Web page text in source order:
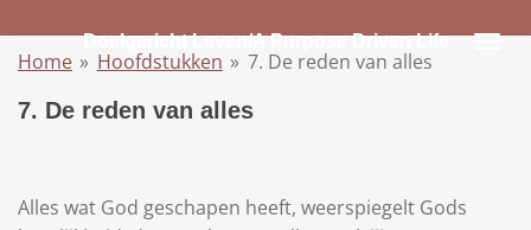
direct
de
Doelgericht Leven/A Purpose Driven Life
Home » Hoofdstukken » 7. De reden van alles
7. De reden van alles
Alles wat God geschapen heeft, weerspiegelt Gods